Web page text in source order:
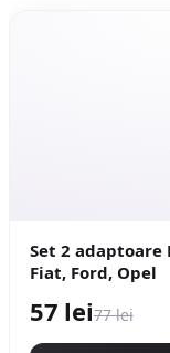
Set 2 adaptoare
Fiat, Ford, Opel
57 lei77 lei